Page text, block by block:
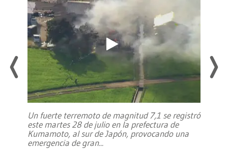
Un fuerte terremoto de magnitud 7,1 se registró
este martes 28 de julio en la prefectura de
Kumamoto, al sur de Japón, provocando una
emergencia de gran...